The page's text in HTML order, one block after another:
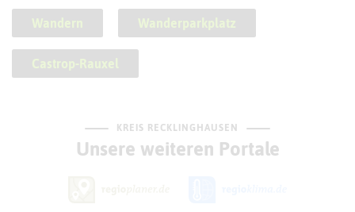
Wandern Wanderparkplatz
Castrop-Rauxel
KREIS RECKLINGHAUSEN
Unsere weiteren Portale